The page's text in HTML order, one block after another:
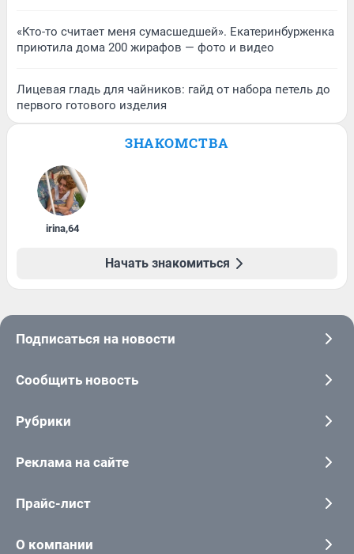
«Кто-то считает меня сумасшедшей». Екатеринбурженка
приютила дома 200 жирафов — фото и видео
Лицевая гладь для чайников: гайд от набора петель до
первого готового изделия
ЗНАКОМСТВА
irina,64
Начать знакомиться
Подписаться на новости
Сообщить новость
Рубрики
Реклама на сайте
Прайс-лист
О компании